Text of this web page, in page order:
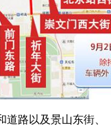
路以及景山东街、